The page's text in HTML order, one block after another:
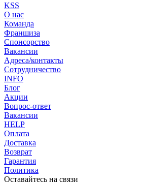
KSS
О нас
Команда
Франшиза
Спонсорство
Вакансии
Адреса/контакты
Сотрудничество
INFO
Блог
Акции
Вопрос-ответ
Вакансии
HELP
Оплата
Доставка
Возврат
Гарантия
Политика
Оставайтесь на связи